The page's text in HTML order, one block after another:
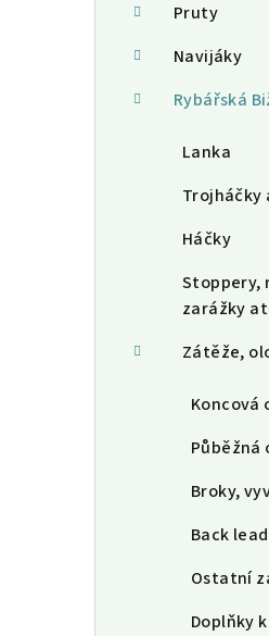
Pruty
Navijáky
Rybářská
Lanka
Trojháčky
Háčky
Stoppery,
zarážky
Zátěže,
Koncová
Půběžná
Broky,
Back
Ostatní
Doplňky